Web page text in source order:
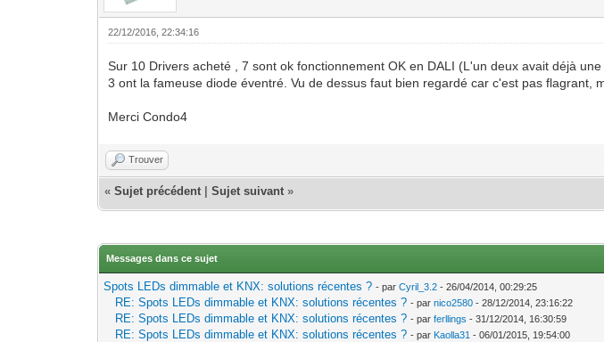
22/12/2016, 22:34:16
Sur 10 Drivers acheté , 7 sont ok fonctionnement OK en DALI (L'un deux avait déjà
3 ont la fameuse diode éventré. Vu de dessus faut bien regardé car c'est pas flagrant,
Merci Condo4
Trouver
«Sujet précédent |Sujet suivant »
Messages dans ce sujet
Spots LEDs dimmable et KNX: solutions récentes ? - parCyril_3.2 - 26/04/2014, 00:29:25
RE: Spots LEDs dimmable et KNX: solutions récentes ? - parnico2580 - 28/12/2014, 23:16:22
RE: Spots LEDs dimmable et KNX: solutions récentes ? - parferllings - 31/12/2014, 16:30:59
RE: Spots LEDs dimmable et KNX: solutions récentes ? - par Kaolla31 - 06/01/2015, 19:54:00